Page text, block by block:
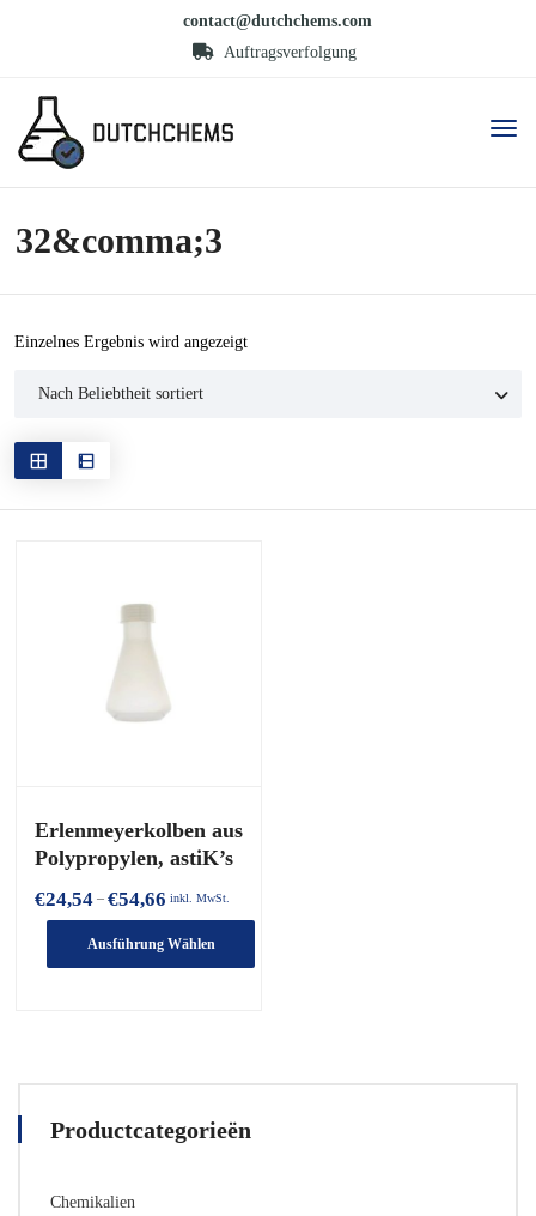
contact@dutchchems.com
Auftragsverfolgung
32&comma;3
Productcategorieën
Chemikalien
Einzelnes Ergebnis wird angezeigt
Erlenmeyerkolben aus
Polypropylen, astiK’s
€24,54 – €54,66 Preisspanne:
€24,54
bis
€54,66
inkl. MwSt.
Ausführung Wählen
Varianten.
Optionen
der